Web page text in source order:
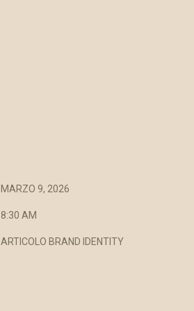
MARZO 9, 2026
8:30 AM
ARTICOLO BRAND IDENTITY